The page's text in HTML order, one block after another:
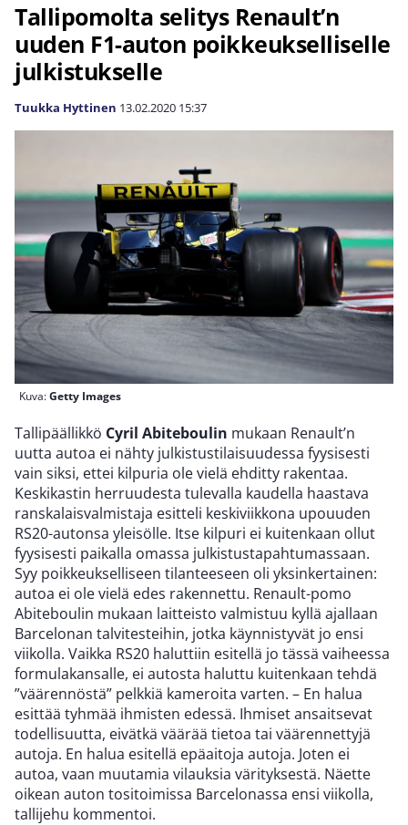
Tallipomolta selitys Renault’n
uuden F1-auton poikkeukselliselle
julkistukselle
Tuukka Hyttinen 13.02.2020 15:37
Kuva:Getty Images
Tallipäällikkö Cyril Abiteboulin mukaan Renault’n
uutta autoa ei nähty julkistustilaisuudessa fyysisesti
vain siksi, ettei kilpuria ole vielä ehditty rakentaa.
Keskikastin herruudesta tulevalla kaudella haastava
ranskalaisvalmistaja esitteli keskiviikkona upouuden
RS20-autonsa yleisölle. Itse kilpuri ei kuitenkaan ollut
fyysisesti paikalla omassa julkistustapahtumassaan.
Syy poikkeukselliseen tilanteeseen oli yksinkertainen:
autoa ei ole vielä edes rakennettu. Renault-pomo
Abiteboulin mukaan laitteisto valmistuu kyllä ajallaan
Barcelonan talvitesteihin, jotka käynnistyvät jo ensi
viikolla. Vaikka RS20 haluttiin esitellä jo tässä vaiheessa
formulakansalle, ei autosta haluttu kuitenkaan tehdä
”väärennöstä” pelkkiä kameroita varten. – En halua
esittää tyhmää ihmisten edessä. Ihmiset ansaitsevat
todellisuutta, eivätkä väärää tietoa tai väärennettyjä
autoja. En halua esitellä epäaitoja autoja. Joten ei
autoa, vaan muutamia vilauksia värityksestä. Näette
oikean auton tositoimissa Barcelonassa ensi viikolla,
tallijehu kommentoi.